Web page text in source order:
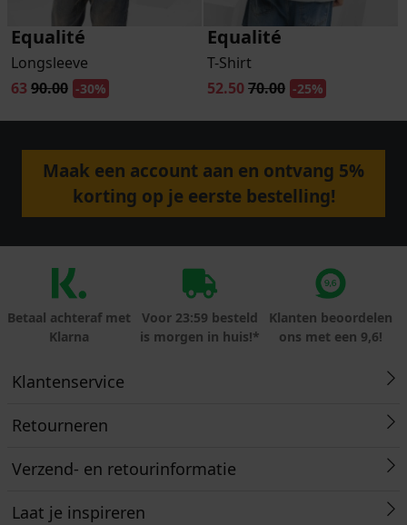
Equalité
Longsleeve
63 90.00 -30%
Equalité
T-Shirt
52.5070.00 -25%
Maak een account aan en ontvang 5%
korting op je eerste bestelling!
Betaal achteraf met
Klarna
Voor 23:59 besteld
is morgen in huis!*
Klanten beoordelen
ons met een 9,6!
Klantenservice
Retourneren
Verzend- en retourinformatie
Laat je inspireren